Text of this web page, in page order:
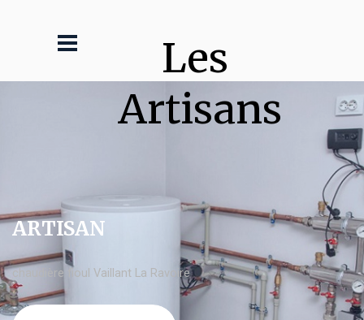
Les
Artisans
ARTISAN
chaudière fioul Vaillant La Ravoire